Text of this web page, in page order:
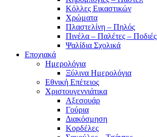
Κόλλες Εικαστικών
Χρώματα
Πλαστελίνη – Πηλός
Πινέλα – Παλέτες – Ποδιές
Ψαλίδια Σχολικά
Εποχιακά
Ημερολόγια
Ξύλινα Ημερολόγια
Εθνική Επέτειος
Χριστουγεννιάτικα
Αξεσουάρ
Γούρια
Διακόσμηση
Κορδέλες